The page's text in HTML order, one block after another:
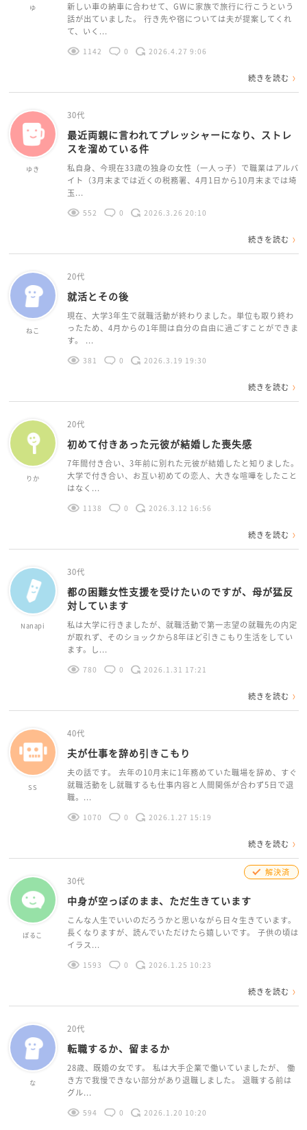
ゆ
新しい車の納車に合わせて、GWに家族で旅行に行こうという
話が出ていました。 行き先や宿については夫が提案してくれ
て、いく...
1142 0 2026.4.27 9:06
続きを読む
ゆき
30代
最近両親に言われてプレッシャーになり、ストレ
スを溜めている件
私自身、今現在33歳の独身の女性（一人っ子）で職業はアルバ
イト（3月末までは近くの税務署、4月1日から10月末までは埼
玉...
552 0 2026.3.26 20:10
続きを読む
ねこ
20代
就活とその後
現在、大学3年生で就職活動が終わりました。単位も取り終わ
ったため、4月からの1年間は自分の自由に過ごすことができま
す。 ...
381 0 2026.3.19 19:30
続きを読む
りか
20代
初めて付きあった元彼が結婚した喪失感
7年間付き合い、3年前に別れた元彼が結婚したと知りました。
大学で付き合い、お互い初めての恋人、大きな喧嘩をしたこと
はなく...
1138 0 2026.3.12 16:56
続きを読む
Nanapi
30代
都の困難女性支援を受けたいのですが、母が猛反
対しています
私は大学に行きましたが、就職活動で第一志望の就職先の内定
が取れず、そのショックから8年ほど引きこもり生活をしてい
ます。し...
780 0 2026.1.31 17:21
続きを読む
SS
40代
夫が仕事を辞め引きこもり
夫の話です。 去年の10月末に1年務めていた職場を辞め、すぐ
就職活動をし就職するも仕事内容と人間関係が合わず5日で退
職。...
1070 0 2026.1.27 15:19
続きを読む
ぽるこ
解決済
30代
中身が空っぽのまま、ただ生きています
こんな人生でいいのだろうかと思いながら日々生きています。
長くなりますが、読んでいただけたら嬉しいです。 子供の頃は
イラス...
1593 0 2026.1.25 10:23
続きを読む
な
20代
転職するか、留まるか
28歳、既婚の女です。 私は大手企業で働いていましたが、 働
き方で我慢できない部分があり退職しました。 退職する前は
グル...
594 0 2026.1.20 10:20